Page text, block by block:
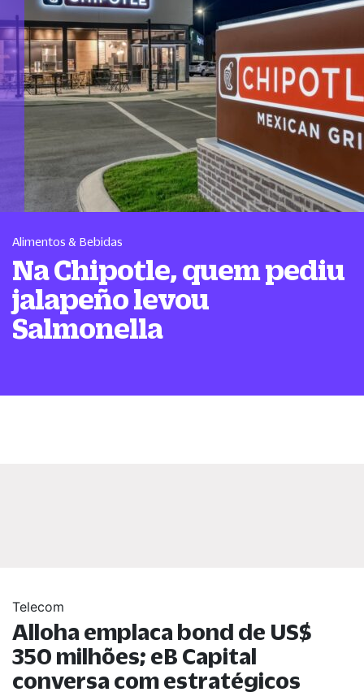
Alimentos & Bebidas
Na Chipotle, quem pediu
jalapeño levou
Salmonella
Telecom
Alloha emplaca bond de US$
350 milhões; eB Capital
conversa com estratégicos